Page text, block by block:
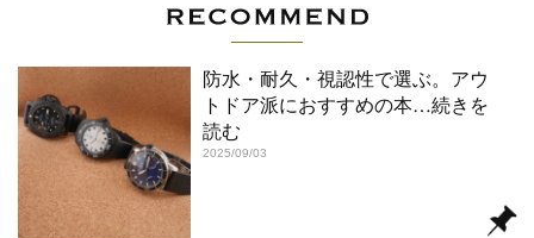
防水・耐久・視認性で選ぶ。アウ
トドア派におすすめの本…続きを
読む
2025/09/03